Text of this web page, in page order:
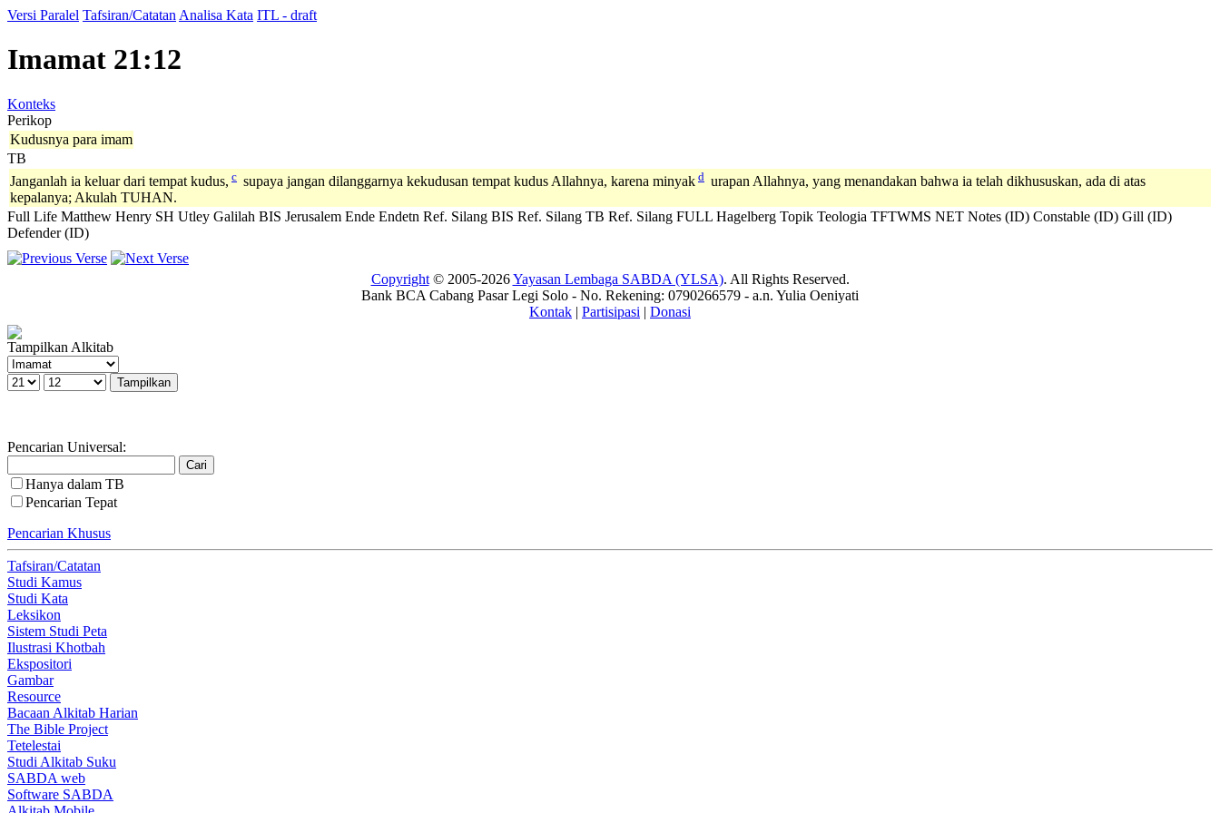
Versi Paralel Tafsiran/Catatan Analisa Kata ITL - draft
Imamat 21:12
Konteks
Perikop
Kudusnya para imam
TB
Janganlah ia keluar dari tempat kudus, c supaya jangan dilanggarnya kekudusan tempat kudus Allahnya, karena minyak d urapan Allahnya, yang menandakan bahwa ia telah dikhususkan, ada di atas
kepalanya; Akulah TUHAN.
Full Life Matthew Henry SH Utley Galilah BIS Jerusalem Ende Endetn Ref. Silang BIS Ref. Silang TB Ref. Silang FULL Hagelberg Topik Teologia TFTWMS NET Notes (ID) Constable (ID) Gill (ID)
Defender (ID)
Copyright© 2005-2026Yayasan Lembaga SABDA (YLSA). All Rights Reserved.
Bank BCA Cabang Pasar Legi Solo - No. Rekening: 0790266579 - a.n. Yulia Oeniyati
Kontak | Partisipasi | Donasi
Tampilkan Alkitab
Pencarian Universal:
Hanya dalam TB
Pencarian Tepat
Pencarian Khusus
Tafsiran/Catatan
Studi Kamus
Studi Kata
Leksikon
Sistem Studi Peta
Ilustrasi Khotbah
Ekspositori
Gambar
Resource
Bacaan Alkitab Harian
The Bible Project
Tetelestai
Studi Alkitab Suku
SABDA web
Software SABDA